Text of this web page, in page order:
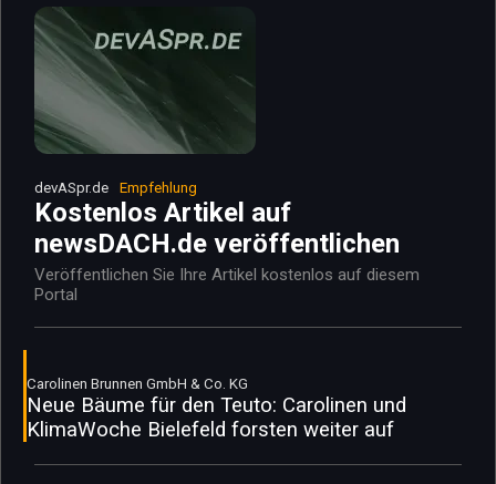
devASpr.de Empfehlung
Kostenlos Artikel auf
newsDACH.de veröffentlichen
Veröffentlichen Sie Ihre Artikel kostenlos auf diesem
Portal
Carolinen Brunnen GmbH & Co. KG
Neue Bäume für den Teuto: Carolinen und
KlimaWoche Bielefeld forsten weiter auf